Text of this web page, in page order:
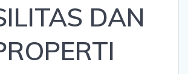
DAN